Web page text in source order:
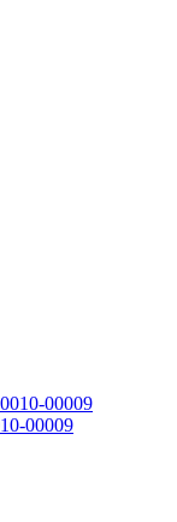
00009